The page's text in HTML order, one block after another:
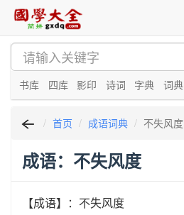
书库 四库 影印 诗词 字典 词典
首页 成语词典 不失风度
成语：不失风度
【成语】：不失风度